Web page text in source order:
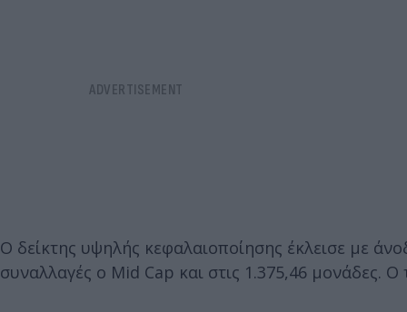
Ο δείκτης υψηλής κεφαλαιοποίησης έκλεισε με
συναλλαγές ο Mid Cap και στις 1.375,46 μονάδες. Ο